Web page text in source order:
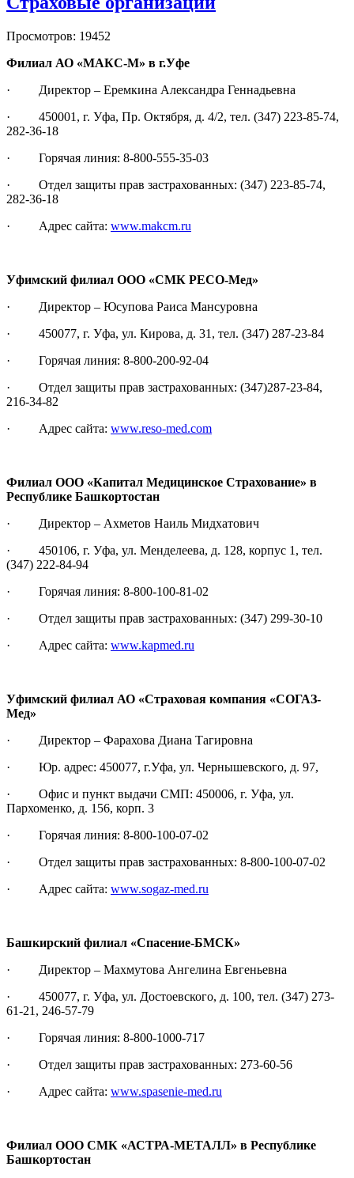
Просмотров: 19452
Филиал АО «МАКС-М» в г.Уфе
· Директор – Еремкина Александра Геннадьевна
· 450001, г. Уфа, Пр. Октября, д. 4/2, тел. (347) 223-85-74,
282-36-18
· Горячая линия: 8-800-555-35-03
· Отдел защиты прав застрахованных: (347) 223-85-74,
282-36-18
· Адрес сайта: www.makcm.ru
Уфимский филиал ООО «СМК РЕСО-Мед»
· Директор – Юсупова Раиса Мансуровна
· 450077, г. Уфа, ул. Кирова, д. 31, тел. (347) 287-23-84
· Горячая линия: 8-800-200-92-04
· Отдел защиты прав застрахованных: (347)287-23-84,
216-34-82
· Адрес сайта: www.reso-med.com
Филиал ООО «Капитал Медицинское Страхование» в
Республике Башкортостан
· Директор – Ахметов Наиль Мидхатович
· 450106, г. Уфа, ул. Менделеева, д. 128, корпус 1, тел.
(347) 222-84-94
· Горячая линия: 8-800-100-81-02
· Отдел защиты прав застрахованных: (347) 299-30-10
· Адрес сайта: www.kapmed.ru
Уфимский филиал АО «Страховая компания «СОГАЗ-
Мед»
· Директор – Фарахова Диана Тагировна
· Юр. адрес: 450077, г.Уфа, ул. Чернышевского, д. 97,
· Офис и пункт выдачи СМП: 450006, г. Уфа, ул.
Пархоменко, д. 156, корп. 3
· Горячая линия: 8-800-100-07-02
· Отдел защиты прав застрахованных: 8-800-100-07-02
· Адрес сайта: www.sogaz-med.ru
Башкирский филиал «Спасение-БМСК»
· Директор – Махмутова Ангелина Евгеньевна
· 450077, г. Уфа, ул. Достоевского, д. 100, тел. (347) 273-
61-21, 246-57-79
· Горячая линия: 8-800-1000-717
· Отдел защиты прав застрахованных: 273-60-56
· Адрес сайта: www.spasenie-med.ru
Филиал ООО СМК «АСТРА-МЕТАЛЛ» в Республике
Башкортостан